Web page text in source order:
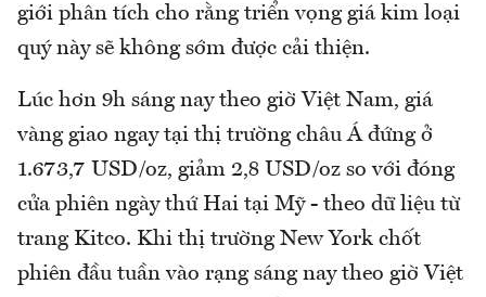
giới phân tích cho rằng triển vọng giá kim loại
quý này sẽ không sớm được cải thiện.
Lúc hơn 9h sáng nay theo giờ Việt Nam, giá
vàng giao ngay tại thị trường châu Á đứng ở
1.673,7 USD/oz, giảm 2,8 USD/oz so với đóng
cửa phiên ngày thứ Hai tại Mỹ - theo dữ liệu từ
trang Kitco. Khi thị trường New York chốt
phiên đầu tuần vào rạng sáng nay theo giờ Việt